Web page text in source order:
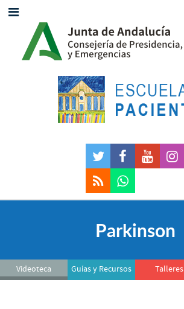
Parkinson
Videoteca Guías y Recursos Talleres